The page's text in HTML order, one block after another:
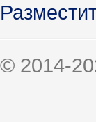
© 2014-